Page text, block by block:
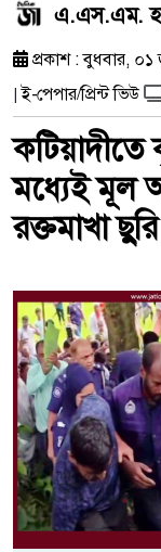
এ.এস.এম.
প্রকাশ : বুধবার,
| ই-পেপার/প্রিন্ট ভিউ
মধ্যেই মূল
রক্তমাখা ছুরি